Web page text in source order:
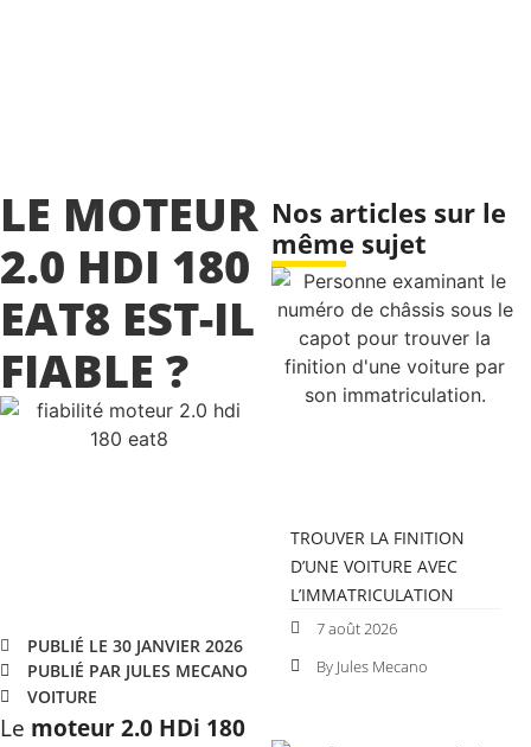
LE MOTEUR
2.0 HDI 180
EAT8 EST-IL
FIABLE ?
PUBLIÉ LE 30 JANVIER 2026
PUBLIÉ PAR JULES MECANO
VOITURE
Le moteur 2.0 HDi 180
Nos articles sur le
même sujet
TROUVER LA FINITION
D’UNE VOITURE AVEC
L’IMMATRICULATION
7 août 2026
By Jules Mecano